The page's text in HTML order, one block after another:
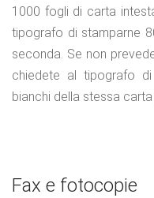
1000 fogli di carta
tipografo di stamparne
seconda. Se non
chiedete al tipografo
bianchi della stessa
Fax e fotocopie